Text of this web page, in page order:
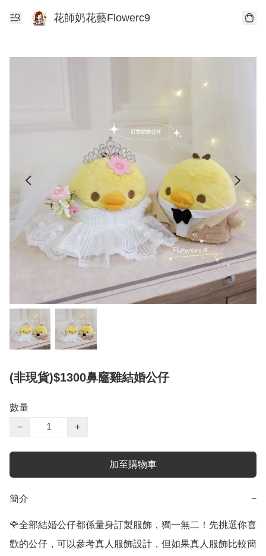
花師奶花藝Flowerc9
(非現貨)$1300鼻窿雞結婚公仔
數量
−
+
加至購物車
簡介 −
🌹全部結婚公仔都係量身訂製服飾，獨一無二！先挑選你喜
歡的公仔，可以參考真人服飾設計，但如果真人服飾比較簡